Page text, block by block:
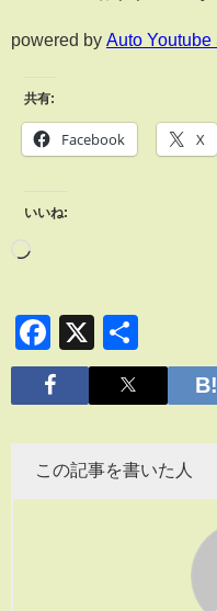
powered by Auto
共有:
Facebook X
いいね:
Facebook
X
有
この記事を書いた人